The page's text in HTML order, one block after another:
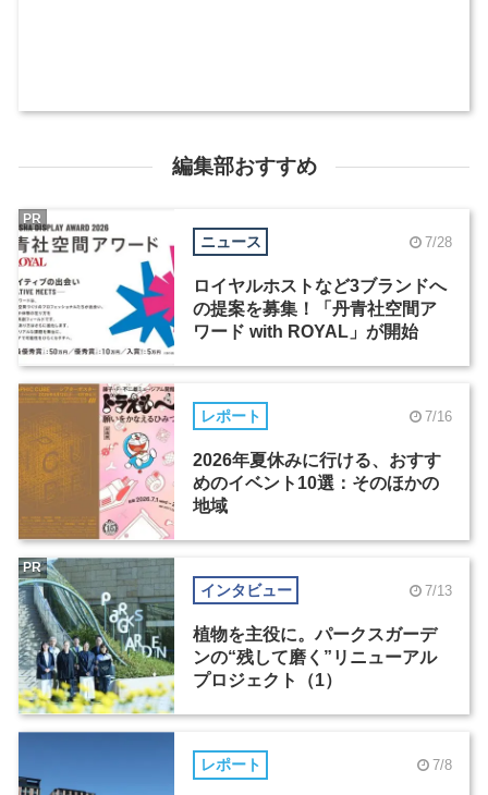
編集部おすすめ
ニュース 7/28
ロイヤルホストなど3ブランドへ
の提案を募集！「丹青社空間ア
ワード with ROYAL」が開始
PR
レポート 7/16
2026年夏休みに行ける、おすす
めのイベント10選：そのほかの
地域
インタビュー 7/13
植物を主役に。パークスガーデ
ンの“残して磨く”リニューアル
プロジェクト（1）
PR
レポート 7/8